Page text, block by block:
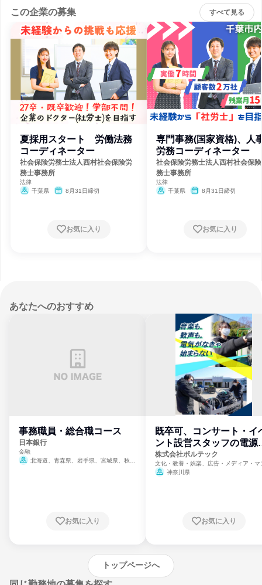
この企業の募集 すべて見る
夏採用スタート 労働法務
コーディネーター
社会保険労務士法人西村社会保険労
務士事務所
法律
千葉県
8月31日締切
お気に入り
専門事務(国家資格)、人
労務コーディネーター
社会保険労務士法人西村社会保
務士事務所
法律
千葉県
8月31日締切
お気に入り
あなたへのおすすめ
事務職員・総合職コース
日本銀行
金融
北海道、青森県、岩手県、宮城県、秋田
崎県、熊本県、大分県、宮崎県、鹿児島県、
お気に入り
既卒可、コンサート・イ
ント設営スタッフの電源
門
株式会社ボルテック
文化・教養・娯楽、広告・メディア・マ
ミ、電力・ガス・水道・エネルギー
神奈川県
お気に入り
トップページへ